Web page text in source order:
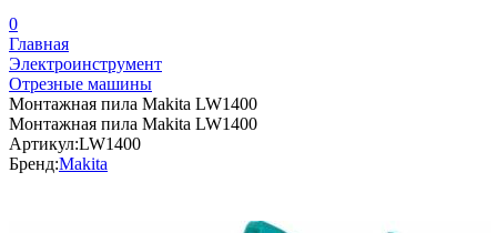
0
Главная
Электроинструмент
Отрезные машины
Монтажная пила Makita LW1400
Монтажная пила Makita LW1400
Артикул:LW1400
Бренд:Makita